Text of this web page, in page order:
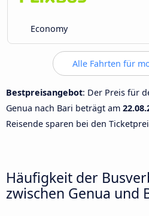
Economy
Alle Fahrten für
Bestpreisangebot: Der Preis für
Genua nach Bari beträgt am
Reisende sparen bei den
Häufigkeit der
zwischen Genua und